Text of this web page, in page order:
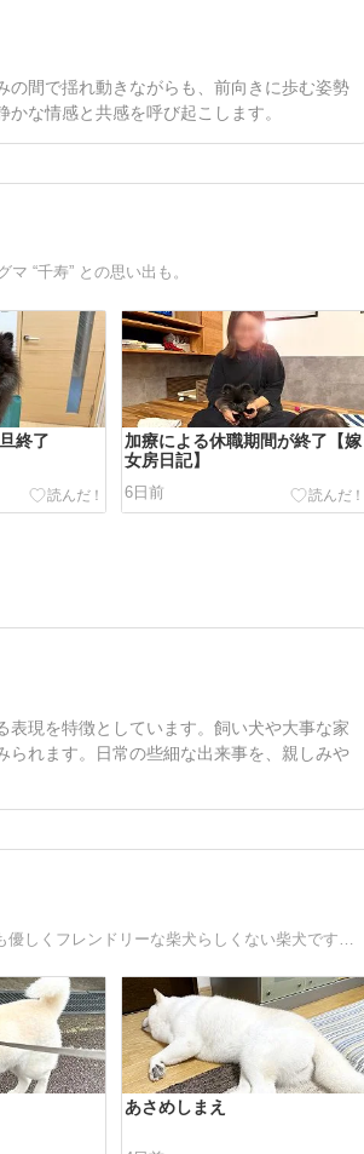
の間で揺れ動きながらも、前向きに歩む姿勢
な情感と共感を呼び起こします。
“千寿” との思い出も。
終了
加療による休職期間が終了【嫁
女房日記】
6日前
現を特徴としています。飼い犬や大事な家
れます。日常の些細な出来事を、親しみや
あさめしまえ